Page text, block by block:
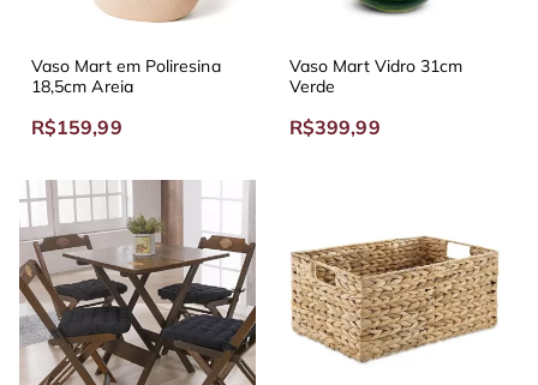
Vaso Mart em Poliresina
18,5cm Areia
R$159,99
Vaso Mart Vidro 31cm
Verde
R$399,99